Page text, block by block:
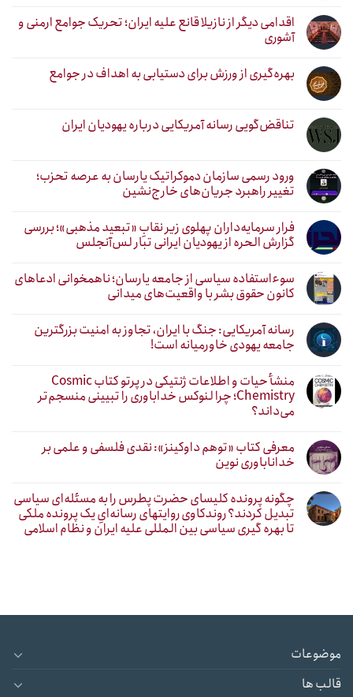
اقدامی دیگر از نازیلا قانع علیه ایران؛ تحریک جوامع ارمنی و
آشوری
بهره‌گیری از ورزش برای دستیابی به اهداف در جوامع
تناقض‌گویی رسانه آمریکایی درباره یهودیان ایران
ورود رسمی سازمان دموکراتیک یارسان به عرصه تحزب؛
تغییر راهبرد جریان‌های خارج‌نشین
فرار سرمایه‌داران پهلوی زیر نقابِ «تبعید مذهبی»؛ بررسی
گزارش الحره از یهودیان ایرانی تبار لس‌آنجلس
سوءاستفاده سیاسی از جامعه یارسان؛ ناهمخوانی ادعاهای
کانون حقوق بشر با واقعیت‌های میدانی
رسانه آمریکایی: جنگ با ایران، تجاوز به امنیت بزرگترین
جامعه یهودی خاورمیانه است!
منشأ حیات و اطلاعات ژنتیکی در پرتو کتاب Cosmic
Chemistry؛ چرا لنوکس خداباوری را تبیینی منسجم‌تر
می‌داند؟
معرفی کتاب «توهم داوکینز»: نقدی فلسفی و علمی بر
خداناباوری نوین
چگونه پرونده کلیسای حضرت پطرس را به مسئله‌ای سیاسی
تبدیل کردند؟ روندکاوی روایتهای رسانه‌ایِ یک پرونده ملکی
تا بهره گیری سیاسی بین المللی علیه ایران و نظام اسلامی
موضوعات
قالب ها